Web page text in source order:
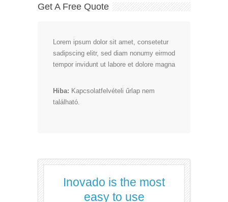
Get A Free Quote
Lorem ipsum dolor sit amet, consetetur
sadipscing elitr, sed diam nonumy eirmod
tempor invidunt ut labore et dolore magna
Hiba: Kapcsolatfelvételi űrlap nem
található.
Inovado is the most
easy to use